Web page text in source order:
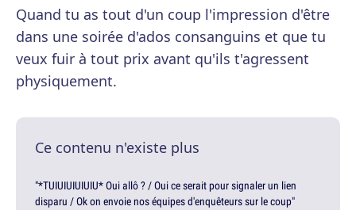
Quand tu as tout d'un coup l'impression d'être
dans une soirée d'ados consanguins et que tu
veux fuir à tout prix avant qu'ils t'agressent
physiquement.
Ce contenu n'existe plus
"*TUIUIUIUIUIU* Oui allô ? / Oui ce serait pour signaler un lien
disparu / Ok on envoie nos équipes d'enquêteurs sur le coup"